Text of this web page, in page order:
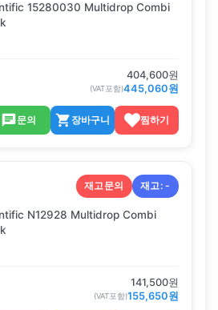
15280030 Multidrop Combi
404,600원
(VAT포함)445,060원
문의 장바구니 찜하기
재고문의 재고:-
N12928 Multidrop Combi
141,500원
(VAT포함)155,650원